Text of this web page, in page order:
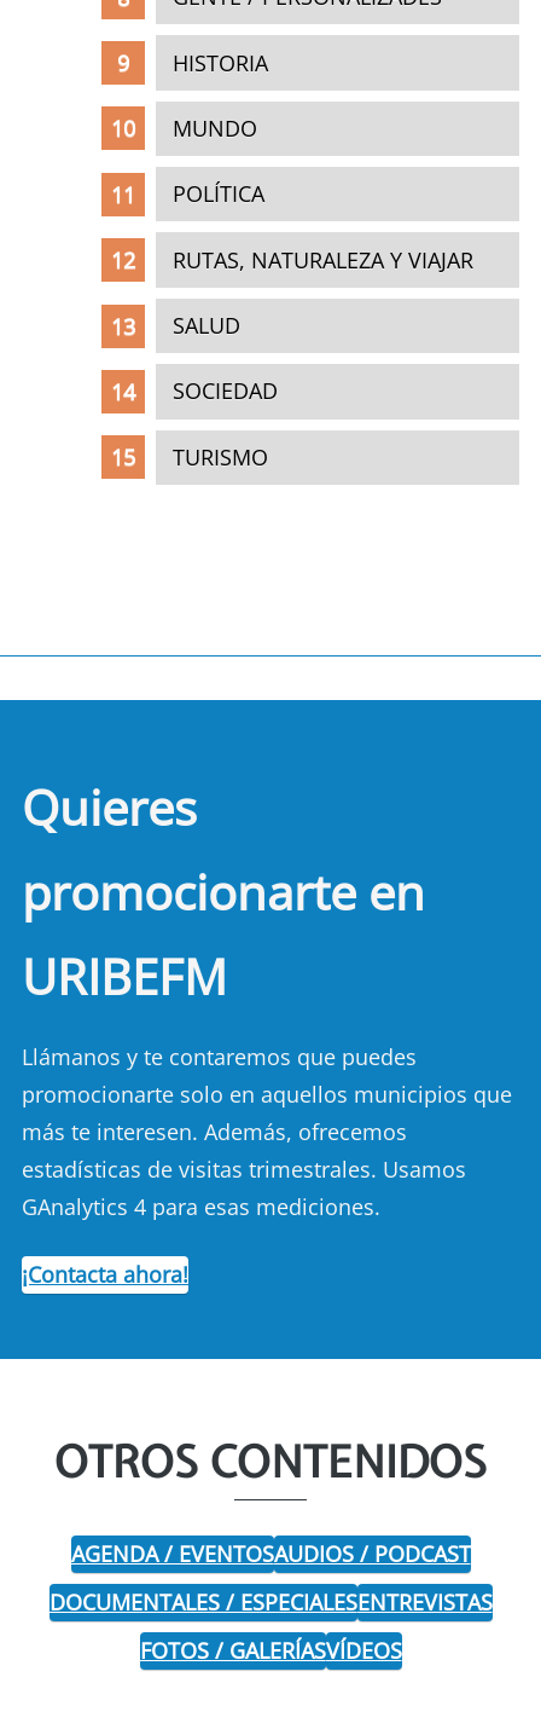
HISTORIA
MUNDO
POLÍTICA
RUTAS, NATURALEZA Y VIAJAR
SALUD
SOCIEDAD
TURISMO
Quieres
promocionarte en
URIBEFM
Llámanos y te contaremos que puedes
promocionarte solo en aquellos municipios que
más te interesen. Además, ofrecemos
estadísticas de visitas trimestrales. Usamos
GAnalytics 4 para esas mediciones.
¡Contacta ahora!
OTROS CONTENIDOS
AGENDA / EVENTOSAUDIOS / PODCAST
DOCUMENTALES / ESPECIALESENTREVISTAS
FOTOS / GALERÍASVÍDEOS